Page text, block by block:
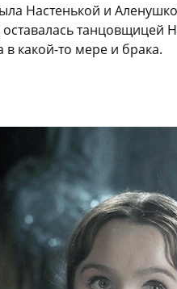
Настенькой и
танцовщицей
в какой-то мере и брака.